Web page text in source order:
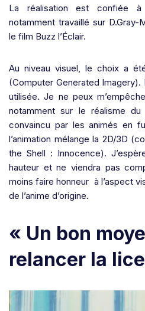
La réalisation est confiée à
notamment travaillé sur
le film Buzz l’Éclair.
Au niveau visuel, le choix a
(Computer Generated
utilisée. Je ne peux
notamment sur le réalisme
convaincu par les animés en
l’animation mélange la 2D/3D
the Shell : Innocence).
hauteur et ne viendra pas
moins faire honneur à l’aspect
de l’anime d’origine.
« Un bon
relancer la